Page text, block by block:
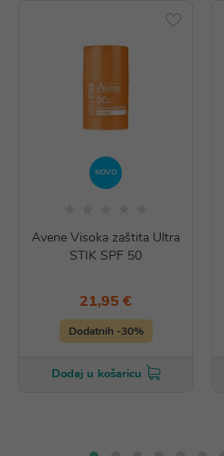
NOVO
Avene Visoka zaštita Ultra
STIK SPF 50
21,95 €
Dodatnih -30%
Dodaj u košaricu